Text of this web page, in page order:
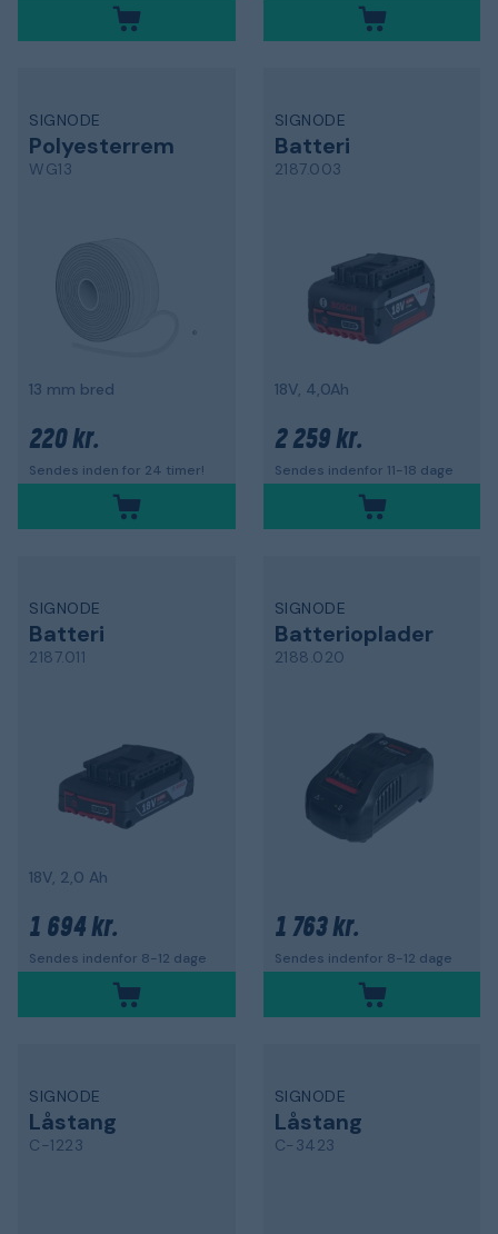
SIGNODE
Polyesterrem
WG13
13 mm bred
220 kr.
Sendes inden for 24 timer!
SIGNODE
Batteri
2187.003
18V, 4,0Ah
2 259 kr.
Sendes indenfor 11-18 dage
SIGNODE
Batteri
2187.011
18V, 2,0 Ah
1 694 kr.
Sendes indenfor 8-12 dage
SIGNODE
Batterioplader
2188.020
1 763 kr.
Sendes indenfor 8-12 dage
SIGNODE
Låstang
C-1223
SIGNODE
Låstang
C-3423